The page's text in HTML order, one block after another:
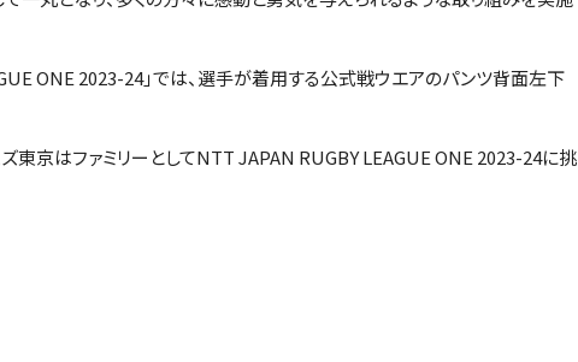
ONE 2023-24」では、選手が着用する公式戦ウエアのパンツ背面左下
東京はファミリーとしてNTT JAPAN RUGBY LEAGUE ONE 2023-24に挑